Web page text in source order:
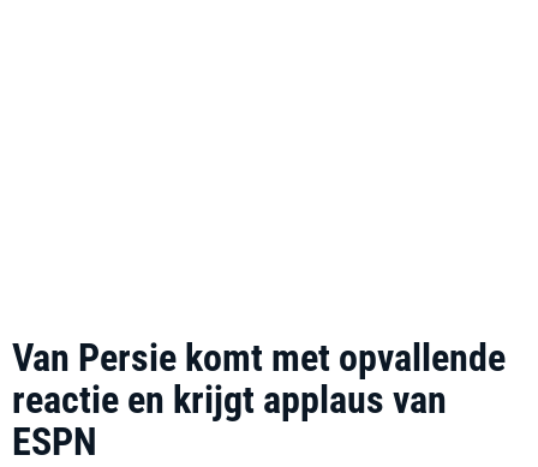
Van Persie komt met opvallende
reactie en krijgt applaus van
ESPN